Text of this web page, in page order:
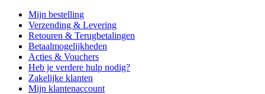
Mijn bestelling
Verzending & Levering
Retouren & Terugbetalingen
Betaalmogelijkheden
Acties & Vouchers
Heb je verdere hulp nodig?
Zakelijke klanten
Mijn klantenaccount